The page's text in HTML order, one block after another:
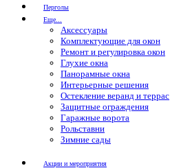
Перголы
Еще...
Аксессуары
Комплектующие для окон
Ремонт и регулировка окон
Глухие окна
Панорамные окна
Интерьерные решения
Остекление веранд и террас
Защитные ограждения
Гаражные ворота
Рольставни
Зимние сады
Акции и мероприятия